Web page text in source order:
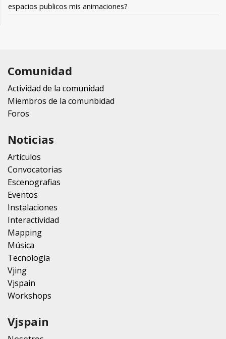
espacios publicos mis animaciones?
Comunidad
Actividad de la comunidad
Miembros de la comunbidad
Foros
Noticias
Artículos
Convocatorias
Escenografias
Eventos
Instalaciones
Interactividad
Mapping
Música
Tecnología
Vjing
Vjspain
Workshops
Vjspain